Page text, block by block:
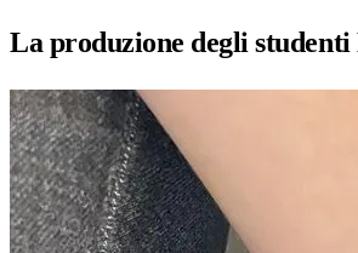
La produzione degli